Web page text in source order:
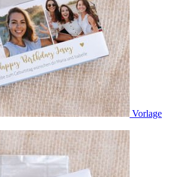
Vorlage